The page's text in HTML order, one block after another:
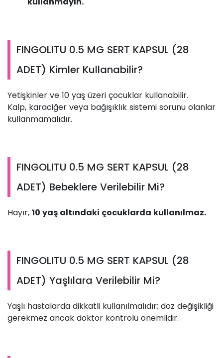
FINGOLITU 0.5 MG SERT KAPSUL (28
ADET) Kimler Kullanabilir?
Yetişkinler ve 10 yaş üzeri çocuklar kullanabilir.
Kalp, karaciğer veya bağışıklık sistemi sorunu olanlar
kullanmamalıdır.
FINGOLITU 0.5 MG SERT KAPSUL (28
ADET) Bebeklere Verilebilir Mi?
Hayır, 10 yaş altındaki çocuklarda kullanılmaz.
FINGOLITU 0.5 MG SERT KAPSUL (28
ADET) Yaşlılara Verilebilir Mi?
Yaşlı hastalarda dikkatli kullanılmalıdır; doz değişikliği
gerekmez ancak doktor kontrolü önemlidir.